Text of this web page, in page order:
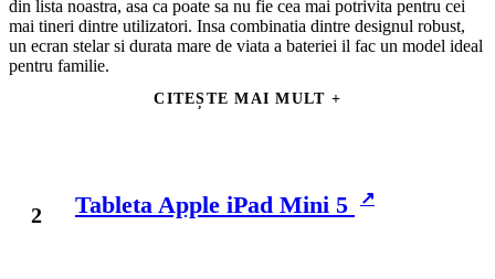
din lista noastra, asa ca poate sa nu fie cea mai potrivita pentru cei
mai tineri dintre utilizatori. Insa combinatia dintre designul robust,
un ecran stelar si durata mare de viata a bateriei il fac un model ideal
pentru familie.
Ecranul sau Full HD de 10,4 inchi face continutul sa arate stralucitor
parintii, desigur.
CITEȘTE MAI MULT
Tableta Apple iPad Mini 5